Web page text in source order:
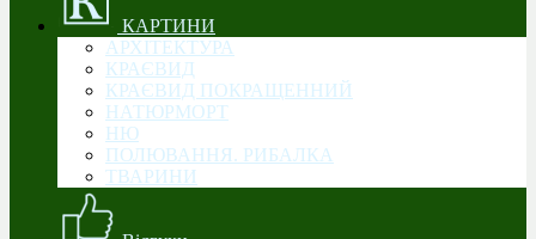
КАРТИНИ
АРХІТЕКТУРА
КРАЄВИД
КРАЄВИД ПОКРАЩЕННИЙ
НАТЮРМОРТ
НЮ
ПОЛЮВАННЯ. РИБАЛКА
ТВАРИНИ